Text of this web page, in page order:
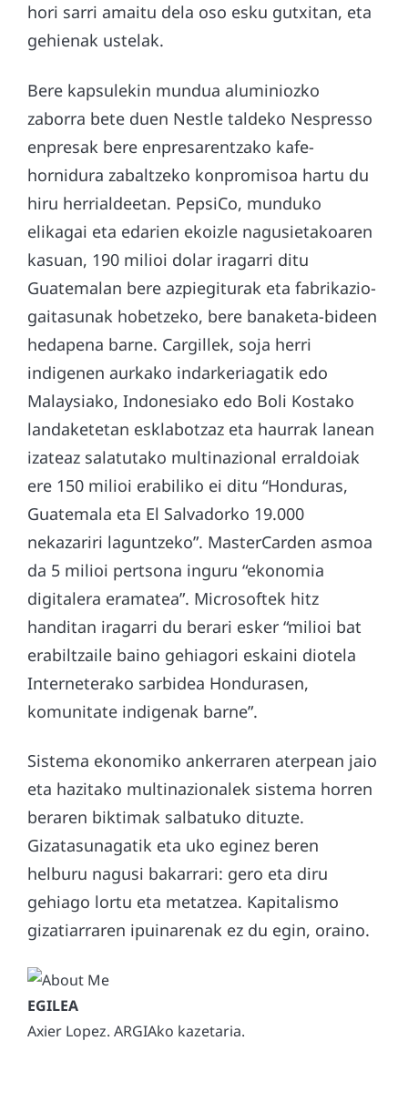
hori sarri amaitu dela oso esku gutxitan, eta
gehienak ustelak.
Bere kapsulekin mundua aluminiozko
zaborra bete duen Nestle taldeko Nespresso
enpresak bere enpresarentzako kafe-
hornidura zabaltzeko konpromisoa hartu du
hiru herrialdeetan. PepsiCo, munduko
elikagai eta edarien ekoizle nagusietakoaren
kasuan, 190 milioi dolar iragarri ditu
Guatemalan bere azpiegiturak eta fabrikazio-
gaitasunak hobetzeko, bere banaketa-bideen
hedapena barne. Cargillek, soja herri
indigenen aurkako indarkeriagatik edo
Malaysiako, Indonesiako edo Boli Kostako
landaketetan esklabotzaz eta haurrak lanean
izateaz salatutako multinazional erraldoiak
ere 150 milioi erabiliko ei ditu “Honduras,
Guatemala eta El Salvadorko 19.000
nekazariri laguntzeko”. MasterCarden asmoa
da 5 milioi pertsona inguru “ekonomia
digitalera eramatea”. Microsoftek hitz
handitan iragarri du berari esker “milioi bat
erabiltzaile baino gehiagori eskaini diotela
Interneterako sarbidea Hondurasen,
komunitate indigenak barne”.
Sistema ekonomiko ankerraren aterpean jaio
eta hazitako multinazionalek sistema horren
beraren biktimak salbatuko dituzte.
Gizatasunagatik eta uko eginez beren
helburu nagusi bakarrari: gero eta diru
gehiago lortu eta metatzea. Kapitalismo
gizatiarraren ipuinarenak ez du egin, oraino.
Axier Lopez. ARGIAko kazetaria.